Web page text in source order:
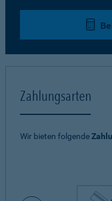
Zahlungsarten
Wir bieten folgende